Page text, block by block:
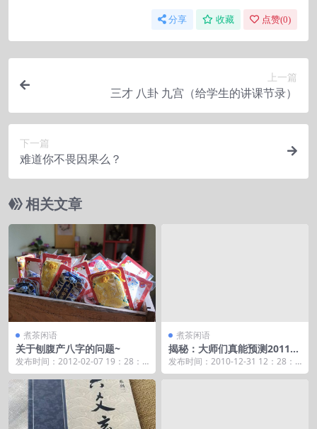
分享 收藏 点赞(0)
上一篇
三才 八卦 九宫（给学生的讲课节录）
下一篇
难道你不畏因果么？
相关文章
煮茶闲语
关于刨腹产八字的问题~
发布时间：2012-02-07 19：28：1
4 有人问，剖腹产的八字能算准
么？...
煮茶闲语
揭秘：大师们真能预测2011年
十二生肖（星座）运
发布时间：2010-12-31 12：28：4
1 我其实不喜欢写这写那，作为这